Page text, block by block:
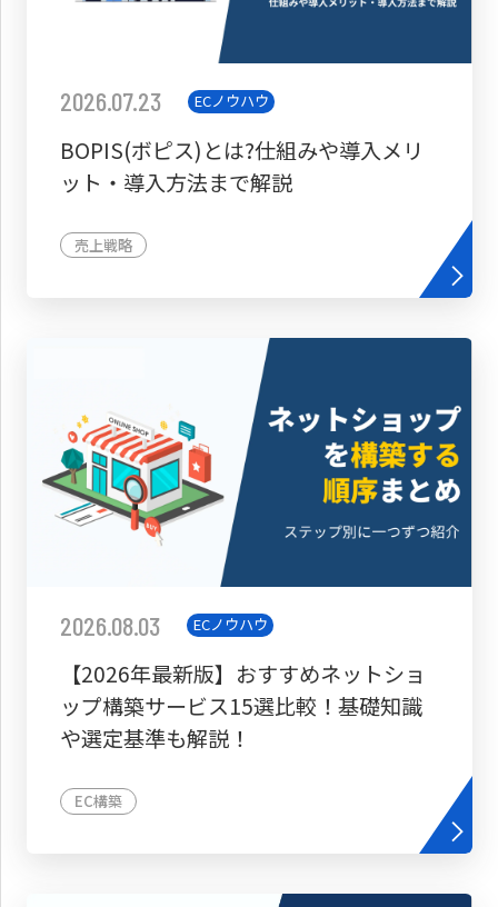
2026.07.23 ECノウハウ
BOPIS(ボピス)とは?仕組みや導入メリ
ット・導入方法まで解説
売上戦略
2026.08.03 ECノウハウ
【2026年最新版】おすすめネットショ
ップ構築サービス15選比較！基礎知識
や選定基準も解説！
EC構築